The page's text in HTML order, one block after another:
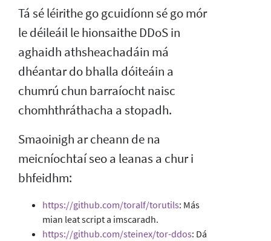
Tá sé léirithe go gcuidíonn sé go mór
le déileáil le hionsaithe DDoS in
aghaidh athsheachadáin má
dhéantar do bhalla dóiteáin a
chumrú chun barraíocht naisc
chomhthráthacha a stopadh.
Smaoinigh ar cheann de na
meicníochtaí seo a leanas a chur i
bhfeidhm:
https://github.com/toralf/torutils: Más
mian leat script a imscaradh.
https://github.com/steinex/tor-ddos: Dá